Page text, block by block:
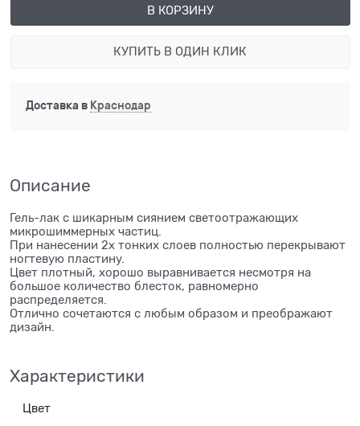
В КОРЗИНУ
КУПИТЬ В ОДИН КЛИК
Доставка в Краснодар
Описание
Гель-лак с шикарным сиянием светоотражающих
микрошиммерных частиц.
При нанесении 2х тонких слоев полностью перекрывают
ногтевую пластину.
Цвет плотный, хорошо выравнивается несмотря на
большое количество блесток, равномерно
распределяется.
Отлично сочетаются с любым образом и преображают
дизайн.
Характеристики
Цвет